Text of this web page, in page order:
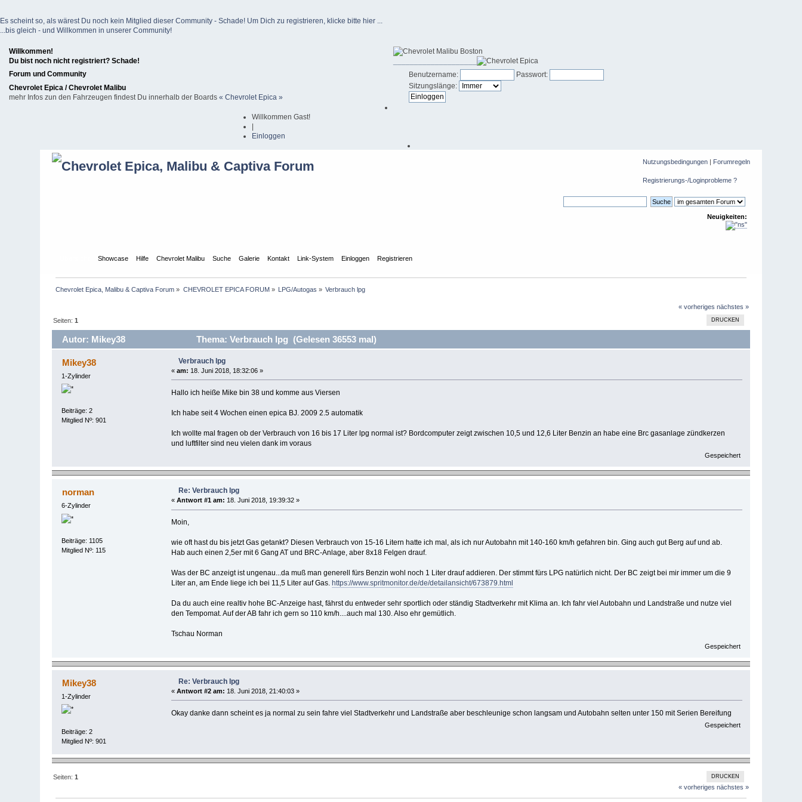
Es scheint so, als wärest Du noch kein Mitglied dieser Community - Schade! Um Dich zu registrieren, klicke bitte hier ...
...bis gleich - und Willkommen in unserer Community!
Willkommen!
Du bist noch nicht registriert? Schade!
Forum und Community
Chevrolet Epica / Chevrolet Malibu
mehr Infos zun den Fahrzeugen findest Du innerhalb der Boards « Chevrolet Epica »
Benutzername:
Passwort:
Sitzungslänge:
Willkommen Gast!
Einloggen
Nutzungsbedingungen| Forumregeln
Registrierungs-/Loginprobleme ?
Neuigkeiten:
Showcase Hilfe Chevrolet Malibu Suche Galerie Kontakt Link-System Einloggen Registrieren
Chevrolet Epica, Malibu & Captiva Forum » CHEVROLET EPICA FORUM» LPG/Autogas » Verbrauch lpg
« vorheriges nächstes »
DRUCKEN
Seiten:1
Autor: Mikey38 Thema: Verbrauch lpg (Gelesen 36553 mal)
Mikey38
1-Zylinder
Beiträge: 2
Mitglied Nº: 901
Verbrauch lpg
« am: 18. Juni 2018, 18:32:06 »
Hallo ich heiße Mike bin 38 und komme aus Viersen
Ich habe seit 4 Wochen einen epica BJ. 2009 2.5 automatik
Ich wollte mal fragen ob der Verbrauch von 16 bis 17 Liter lpg normal ist? Bordcomputer zeigt zwischen 10,5 und 12,6 Liter Benzin an habe eine Brc gasanlage zündkerzen
und luftfilter sind neu vielen dank im voraus
Gespeichert
norman
6-Zylinder
Beiträge: 1105
Mitglied Nº: 115
Re: Verbrauch lpg
« Antwort #1 am: 18. Juni 2018, 19:39:32 »
Moin,
wie oft hast du bis jetzt Gas getankt? Diesen Verbrauch von 15-16 Litern hatte ich mal, als ich nur Autobahn mit 140-160 km/h gefahren bin. Ging auch gut Berg auf und ab.
Hab auch einen 2,5er mit 6 Gang AT und BRC-Anlage, aber 8x18 Felgen drauf.
Was der BC anzeigt ist ungenau...da muß man generell fürs Benzin wohl noch 1 Liter drauf addieren. Der stimmt fürs LPG natürlich nicht. Der BC zeigt bei mir immer um die 9
Liter an, am Ende liege ich bei 11,5 Liter auf Gas. https://www.spritmonitor.de/de/detailansicht/673879.html
Da du auch eine realtiv hohe BC-Anzeige hast, fährst du entweder sehr sportlich oder ständig Stadtverkehr mit Klima an. Ich fahr viel Autobahn und Landstraße und nutze viel
den Tempomat. Auf der AB fahr ich gern so 110 km/h....auch mal 130. Also ehr gemütlich.
Tschau Norman
Gespeichert
Mikey38
1-Zylinder
Beiträge: 2
Mitglied Nº: 901
Re: Verbrauch lpg
« Antwort #2 am: 18. Juni 2018, 21:40:03 »
Okay danke dann scheint es ja normal zu sein fahre viel Stadtverkehr und Landstraße aber beschleunige schon langsam und Autobahn selten unter 150 mit Serien Bereifung
Gespeichert
DRUCKEN
Seiten:1
« vorheriges nächstes »